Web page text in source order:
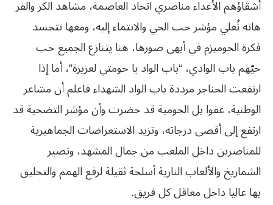
أشقاؤهم الأعداء مناصري اتحاد العاصمة، مشاهد الكر والفر
هاته تُعلي مؤشر حب الحي والانتماء إليه، ومعها تتجسد
فكرة الحوميزم في أبهى صورها، هنا يتنازع الجميع حب
حيّهم باب الوادي، “باب الواد يا حومتي لعزيزة”، أما إذا
ارتفعت الحناجر مرددة باب الواد الشهداء فاعلم أن مشاعر
الوطنية، عفوا بل الحومية قد حضرت وأن مؤشر التضحية قد
ارتفع إلى أقصى درجاته، وتزيد الاستعراضات الجماهيرية
للمناصرين داخل الملعب من جمال المشهد، وتصير
الشماريخ والألعاب النارية أسلحة ثقيلة لرفع الهمم والتحليق
بها عاليا داخل معاقل كل فريق.